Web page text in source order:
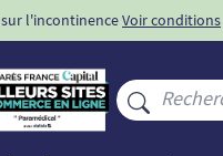
sur l'incontinenceVoir conditions